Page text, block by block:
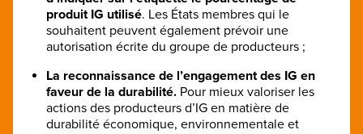
produit IG utilisé. Les États membres qui le
souhaitent peuvent également prévoir une
autorisation écrite du groupe de producteurs ;
La reconnaissance de l’engagement des IG en
faveur de la durabilité. Pour mieux valoriser les
actions des producteurs d’IG en matière de
durabilité économique, environnementale et